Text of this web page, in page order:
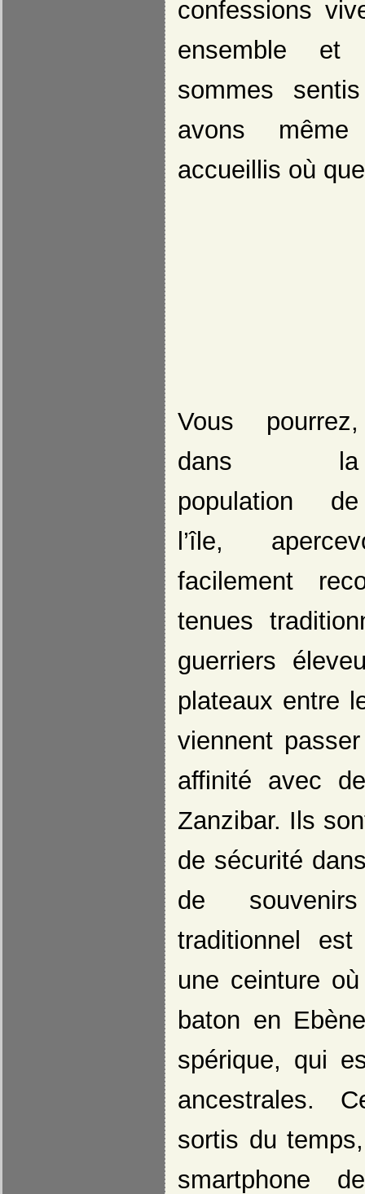
confessions
ensemble
sommes
avons
accueillis où
Vous pourrez,
dans la
population de
l’île,
facilement
tenues
guerriers
plateaux entre
viennent
affinité avec
Zanzibar. Ils
de sécurité
de
traditionnel
une ceinture
baton en
spérique, qui
ancestrales.
sortis du
smartphone